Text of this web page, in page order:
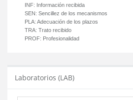
INF: Información recibida
SEN: Sencillez de los mecanismos
PLA: Adecuación de los plazos
TRA: Trato recibido
PROF: Profesionalidad
Laboratorios (LAB)